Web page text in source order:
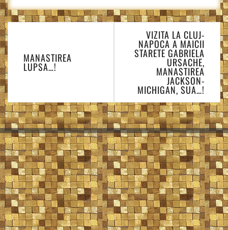
Navigare
în
articole
MANASTIREA
LUPSA…!
VIZITA LA CLUJ-
NAPOCA A MAICII
STARETE GABRIELA
URSACHE,
MANASTIREA
JACKSON-
MICHIGAN, SUA…!